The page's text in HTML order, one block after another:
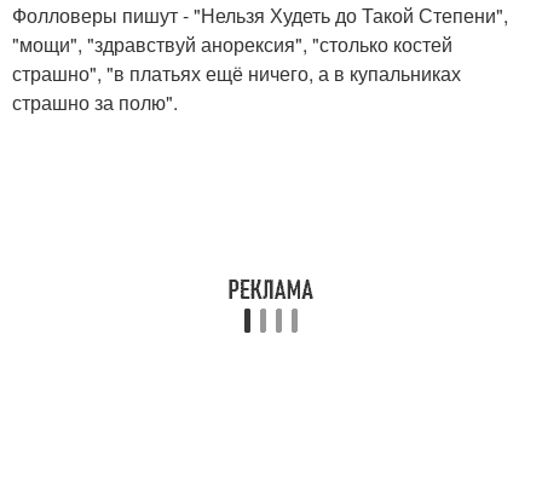
Фолловеры пишут - "Нельзя Худеть до Такой Степени",
"мощи", "здравствуй анорексия", "столько костей
страшно", "в платьях ещё ничего, а в купальниках
страшно за полю".